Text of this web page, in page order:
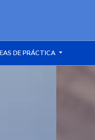
DE PRÁCTICA